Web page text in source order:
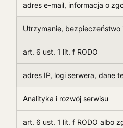
adres e-mail, informacja o
Utrzymanie, bezpieczeństwo
art. 6 ust. 1 lit. f RODO
adres IP, logi serwera, dane
Analityka i rozwój serwisu
art. 6 ust. 1 lit. f RODO albo